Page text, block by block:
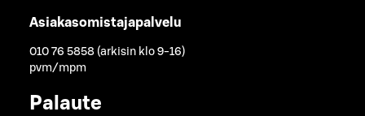
Asiakasomistajapalvelu
010 76 5858 (arkisin klo 9-16)
pvm/mpm
Palaute